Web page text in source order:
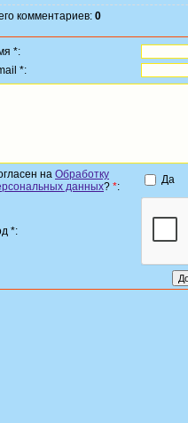
комментариев: 0
*:
*:
на Обработку
данных? *:
Да
*: